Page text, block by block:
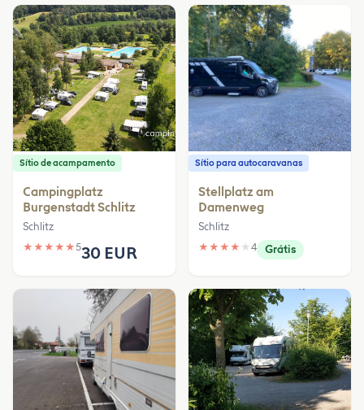
Sítio de acampamento
Campingplatz
Burgenstadt Schlitz
Schlitz
★ ★ ★ ★ ★530 EUR
Sítio para autocaravanas
Stellplatz am
Damenweg
Schlitz
★ ★ ★ ★ ★ 4 Grátis